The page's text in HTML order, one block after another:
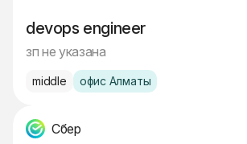
devops engineer
зп не указана
middle офис Алматы
Сбер